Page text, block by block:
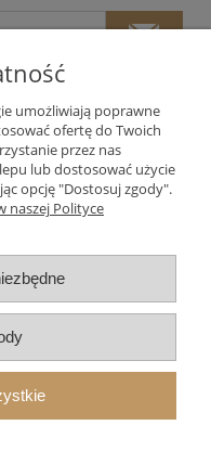
z nasząpolityką
umożliwiają poprawne
ofertę do Twoich
przez nas
lub dostosować użycie
opcję "Dostosuj zgody".
naszej Polityce